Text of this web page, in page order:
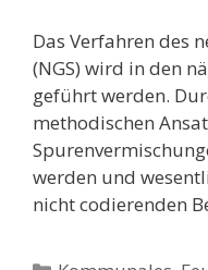
Das Verfahren des
(NGS) wird in den
geführt werden.
methodischen
werden und
nicht codierenden